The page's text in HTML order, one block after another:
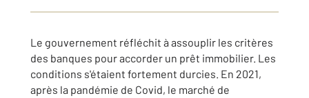
Le gouvernement réfléchit à assouplir les critères
des banques pour accorder un prêt immobilier. Les
conditions s'étaient fortement durcies. En 2021,
après la pandémie de Covid, le marché de